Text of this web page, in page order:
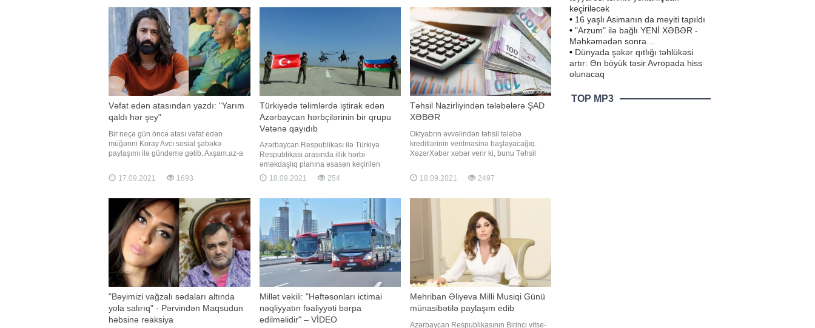
ibarə
Vəfat edən atasından yazdı: "Yarım
qaldı hər şey"
Bir neçə gün öncə atası vəfat edən
müğənni Koray Avcı sosial şəbəkə
paylaşımı ilə gündəmə gəlib. Axşam.az-a
paylaşan sənətçi hisslərini belə ifadə
edib:. "Mənə belə baxdığının heç fərqində
səninlə. Aşiq olduğumu d
17.09.2021 1693
Türkiyədə təlimlərdə iştirak edən
Azərbaycan hərbçilərinin bir qrupu
Vətənə qayıdıb
Azərbaycan Respublikası ilə Türkiyə
Respublikası arasında illik hərbi
əməkdaşlıq planına əsasən keçirilən
"TurAz Şahini - 2021" birgə taktiki-uçuş
təlimində iştirak edən Azərbaycan Hərbi
aviasiya vasitələri Vətənə qayıdıb. Bu
barədə BİG.AZ-a Müdafiə Nazirliyində
18.09.2021 254
Təhsil Nazirliyindən tələbələrə ŞAD
XƏBƏR
Oktyabrın əvvəlindən təhsil tələbə
kreditlərinin verilməsinə başlayacağıq.
XəzərXəbər xəbər verir ki, bunu Təhsil
şöbəsinin müdiri Nicat Məmmədli Trend-in
sualını cavablandırarkən deyib.
18.09.2021 2497
"Bəyimizi vağzalı sədaları altında
yola salırıq" - Pərvindən Maqsudun
həbsinə reaksiya
Millət vəkili: "Həftəsonları ictimai
nəqliyyatın fəaliyyəti bərpa
edilməlidir" – VİDEO
Mehriban Əliyeva Milli Musiqi Günü
münasibətilə paylaşım edib
Azərbaycan Respublikasının Birinci vitse-
keçiriləcək
• 16 yaşlı Asimanın da meyiti tapıldı
• "Arzum" ilə bağlı YENİ XƏBƏR -
Məhkəmədən sonra…
• Dünyada şəkər qıtlığı təhlükəsi
artır: Ən böyük təsir Avropada hiss
olunacaq
TOP MP3